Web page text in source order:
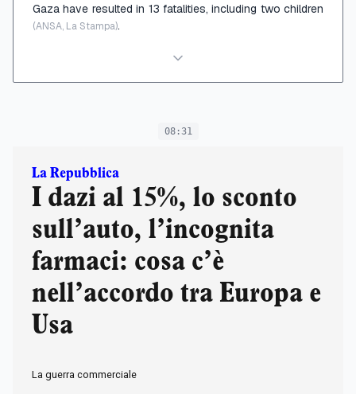
Gaza have resulted in 13 fatalities, including two children
(ANSA, La Stampa).
08:31
La Repubblica
I dazi al 15%, lo sconto
sull’auto, l’incognita
farmaci: cosa c’è
nell’accordo tra Europa e
Usa
La guerra commerciale